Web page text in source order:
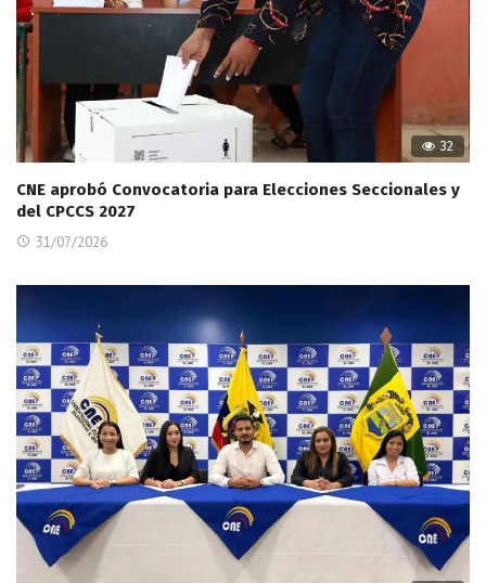
32
CNE aprobó Convocatoria para Elecciones Seccionales y
del CPCCS 2027
31/07/2026